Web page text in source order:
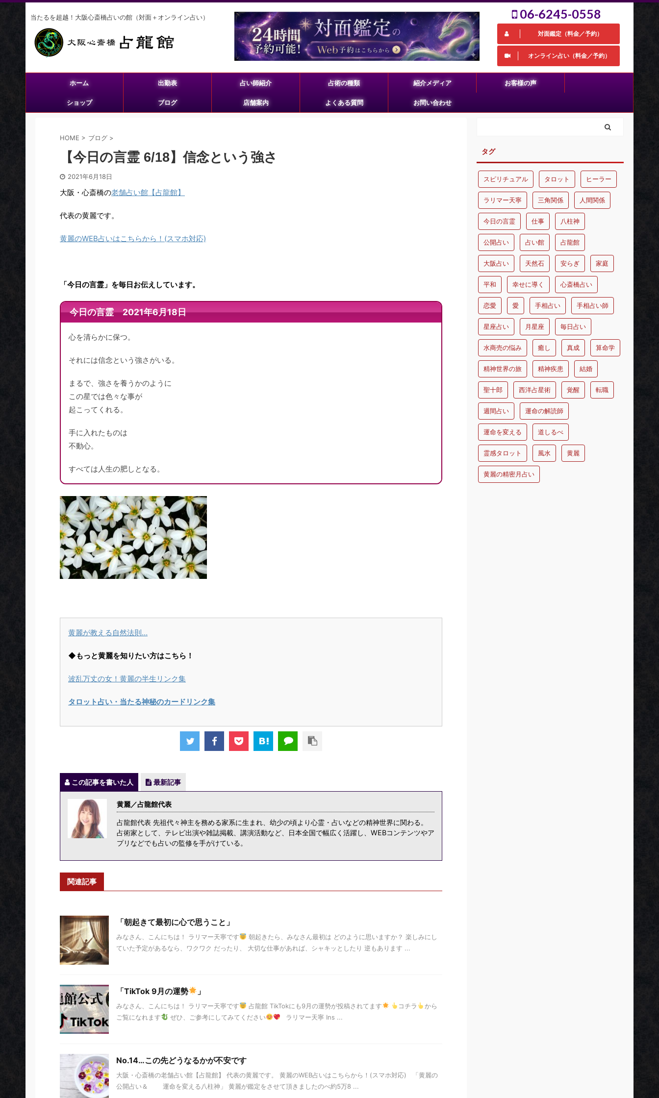
当たるを超越！大阪心斎橋占いの館（対面＋オンライン占い） 06-6245-0558
対面鑑定（料金／予約）
オンライン占い（料金／予約）
ホーム 出勤表 占い師紹介 占術の種類 紹介メディア お客様の声
ショップ ブログ 店舗案内 よくある質問 お問い合わせ
HOME > ブログ >
【今日の言霊 6/18】信念という強さ
2021年6月18日
大阪・心斎橋の老舗占い館【占龍館】
代表の黄麗です。
黄麗のWEB占いはこちらから！(スマホ対応)
「今日の言霊」を毎日お伝えしています。
今日の言霊 2021年6月18日
心を清らかに保つ。
それには信念という強さがいる。
まるで、強さを養うかのように
この星では色々な事が
起こってくれる。
手に入れたものは
不動心。
すべては人生の肥しとなる。
黄麗が教える自然法則…
◆もっと黄麗を知りたい方はこちら！
波乱万丈の女！黄麗の半生リンク集
タロット占い・当たる神秘のカードリンク集
この記事を書いた人 最新記事
黄麗／占龍館代表
占龍館代表 先祖代々神主を務める家系に生まれ、幼少の頃より心霊・占いなどの精神世界に関わる。
占術家として、テレビ出演や雑誌掲載、講演活動など、日本全国で幅広く活躍し、WEBコンテンツやア
プリなどでも占いの監修を手がけている。
関連記事
「朝起きて最初に心で思うこと」
みなさん、こんにちは！ ラリマー天寧です
朝起きたら、みなさん最初は どのように思いますか？ 楽しみにし
ていた予定があるなら、ワクワク だったり、 大切な仕事があれば、シャキッとしたり 逆もあります ...
「TikTok 9月の運勢 」
みなさん、こんにちは！ ラリマー天寧です 占龍館 TikTokにも9月の運勢が投稿されてます コチラ
から
ご覧になれます
ぜひ、ご参考にしてみてください ラリマー天寧 Ins ...
No.14…この先どうなるかが不安です
大阪・心斎橋の老舗占い館【占龍館】 代表の黄麗です。 黄麗のWEB占いはこちらから！(スマホ対応) 「黄麗の
公開占い＆ 運命を変える八柱神」 黄麗が鑑定をさせて頂きましたのべ約5万8 ...
タグ
スピリチュアル タロット ヒーラー
ラリマー天寧 三角関係 人間関係
今日の言霊 仕事 八柱神
公開占い 占い館 占龍館
大阪占い 天然石 安らぎ 家庭
平和 幸せに導く 心斎橋占い
恋愛 愛 手相占い 手相占い師
星座占い 月星座 毎日占い
水商売の悩み 癒し 真成 算命学
精神世界の旅 精神疾患 結婚
聖十郎 西洋占星術 覚醒 転職
週間占い 運命の解読師
運命を変える 道しるべ
霊感タロット 風水 黄麗
黄麗の精密月占い